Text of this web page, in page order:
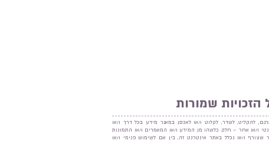
הזכויות שמורות
להקליט, לשדר, לקלוט ו/או לאכסן במאגר מידע בכל דרך ו/או
ו/או אחר – חלק כלשהו מן המידע ו/או המאמרים ו/או התמונות
שצורף ו/או נכלל באתר אינטרנט זה, בין אם לשימוש פנימי ו/או